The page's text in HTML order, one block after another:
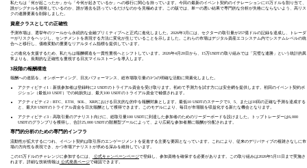
私たちは「何が起こったか」から「今何が起きているか」への移行に関心を持っています。今回の最新のイベント契約のイテレーションに15万ドルを割り当て、
誰がシグナルを開発しているのか、誰が過去を語っているだけなのかを見極めます。この版では、単一の悪い結果で専門的な分析が失格にならないよう、高リス
クの連勝要素を削除しました。
資産クラスとしての正確性
予測市場は、選挙年のツールから永続的な金融プリミティブへと正式に進化しました。2026年3月には、セクターの取引量が257億ドルの記録を達成し、トレーダ
ーがリスクをヘッジし、センチメントを表現する方法に変化が生じていることを示しました。これらの市場はデジタル資産エコシステム内でシステムレベルの統
合へと移行し、価格変動の重要なリアルタイム指標を提供しています。
この進化を支援するため、私たちは報酬構造を一貫性重視へとシフトしています。2026年4月20日から、15万USDTの取り組みでは「完璧な連勝」という統計的異
常よりも、長期的な正確性を重視する日次マイルストーンを導入します。
3段階の報酬構造
報酬への道筋を、オンボーディング、日次パフォーマンス、総市場取引量の3つの明確な活動に簡素化しました。
アクティビティ1：新規参加者は登録時に2 USDTのトライアル資金を受け取ります。初めて予測力を試す方には安全網を提供します。初回のイベント契約ポ
ジション（最低10 USDT）での純損失は、最大100 USDTのトライアル資金で補償されます。
アクティビティ2：BTC、ETH、SOL、XRPにおける日次的な的中を報酬対象とします。最低10 USDTのステークで3、5、または10回の正確な予測を達成する
と、最大8 USDTのトライアル資金を日次報酬として獲得できます。このモデルにより、毎日が市場観を収益化する新たな機会となります。
アクティビティ3：高取引量のアナリスト向けに、総取引量100 USDTに到達した参加者のためのリーダーボードを設けました。トップトレーダーは6,000
USDTのグランプリを獲得し、合計25,000 USDTの階層型プールによって、より広範な参加者層に報酬が分配されます。
専門的分析のための専門的インフラ
流動性が拡大するにつれ、イベント契約は取引所のエンゲージメントを促進する主要な要因となっています。これにより、従来のデリバティブの複雑さなしに市
場の方向性を表現でき、かつ市場アナリストが求める深みを維持しています。
この15万ドルのチャレンジに参加するには、 公式キャンペーンページで登録し、参加資格を確保する必要があります。この取り組みは2026年5月11日まで実施さ
れます。詳細な技術情報は 公式発表ページで確認できます。